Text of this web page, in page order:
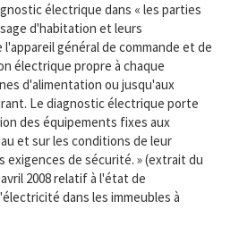
électrique dans « les parties
d'habitation et leurs
général de commande et de
électrique propre à chaque
d'alimentation ou jusqu'aux
Le diagnostic électrique porte
des équipements fixes aux
et sur les conditions de leur
exigences de sécurité. » (extrait du
2008 relatif à l'état de
dans les immeubles à